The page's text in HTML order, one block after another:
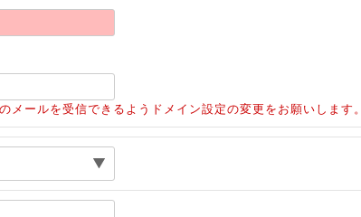
ールを受信できるようドメイン設定の変更をお願いします。